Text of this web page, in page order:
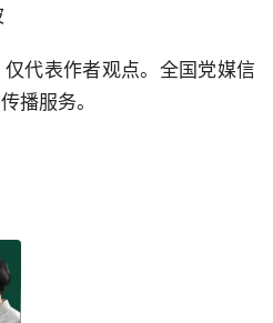
代表作者观点。全国党媒信
播服务。